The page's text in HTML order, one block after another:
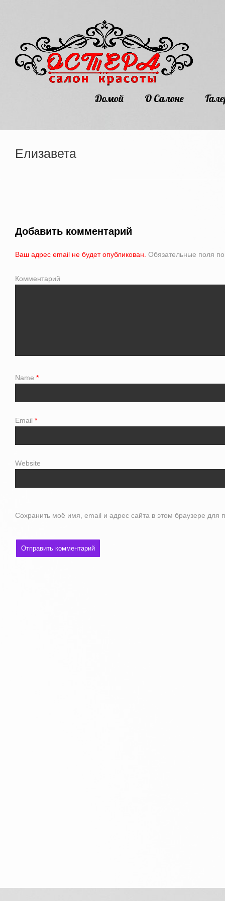
Домой О Салоне
Елизавета
Добавить комментарий
Ваш адрес email не будет опубликован. Обязательные поля
Комментарий
Name *
Email *
Website
Сохранить моё имя, email и адрес сайта в этом браузере